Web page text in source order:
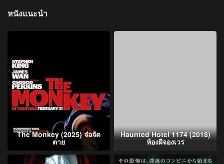
หนังแนะนำ
The Monkey (2025) จ๋อจัด
ตาย
Haunted Hotel 1174 (2018)
ห้องผีจองเวร